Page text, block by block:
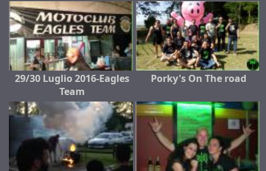
29/30 Luglio 2016-Eagles
Team
Porky's On The road